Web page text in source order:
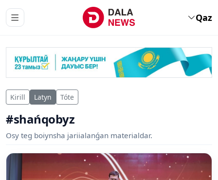
Qaz
Kirill Latyn Tóte
#shańqobyz
Osy teg boiynsha jariialanǵan materialdar.